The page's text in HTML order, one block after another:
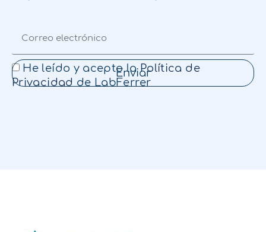
He leído y acepto la Política de
Privacidad de LabFerrer
Enviar